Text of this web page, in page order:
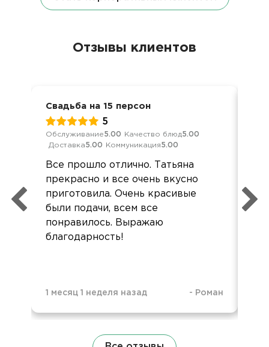
Отзывы клиентов
Свадьба на 15 персон
5
Обслуживание5.00 Качество блюд5.00
Доставка5.00 Коммуникация5.00
Все прошло отлично. Татьяна
прекрасно и все очень вкусно
приготовила. Очень красивые
были подачи, всем все
понравилось. Выражаю
благодарность!
1 месяц 1 неделя назад - Роман